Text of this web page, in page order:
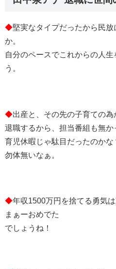
◆堅実なタイプだったから民
か。
自分のペースでこれからの人
う。
◆出産と、その先の子育ての為
退職するから、担当番組も無か
育児休暇じゃ駄目だったのかな
勿体無いなぁ。
◆年収1500万円を捨てる勇気
まぁーおめでた
でしょうね！